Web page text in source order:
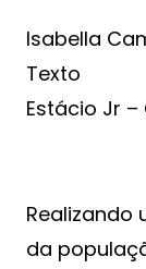
Isabella
Texto
Estácio Jr –
Realizando
da